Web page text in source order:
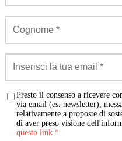
Presto il consenso a ricevere
via email (es. newsletter),
relativamente a proposte di
di aver preso visione
questo link *